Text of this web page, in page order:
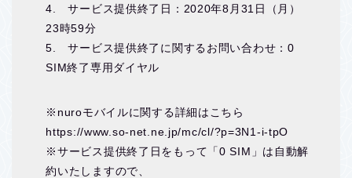
4. サービス提供終了日：2020年8月31日（月）
23時59分
5. サービス提供終了に関するお問い合わせ：0
SIM終了専用ダイヤル
※nuroモバイルに関する詳細はこちら
https://www.so-net.ne.jp/mc/cl/?p=3N1-i-tpO
※サービス提供終了日をもって「0 SIM」は自動解
約いたしますので、